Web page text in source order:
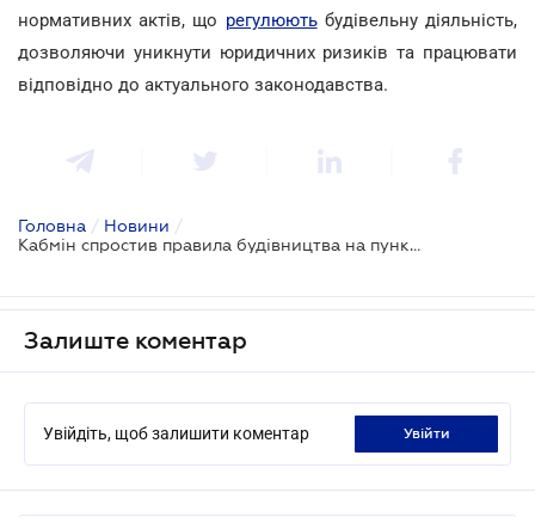
нормативних актів, що регулюютьбудівельну діяльність,
дозволяючи уникнути юридичних ризиків та працювати
відповідно до актуального законодавства.
Головна / Новини /
Кабмін спростив правила будівництва на пунктах пропуску
Залиште коментар
Увійдіть, щоб залишити коментар увійти